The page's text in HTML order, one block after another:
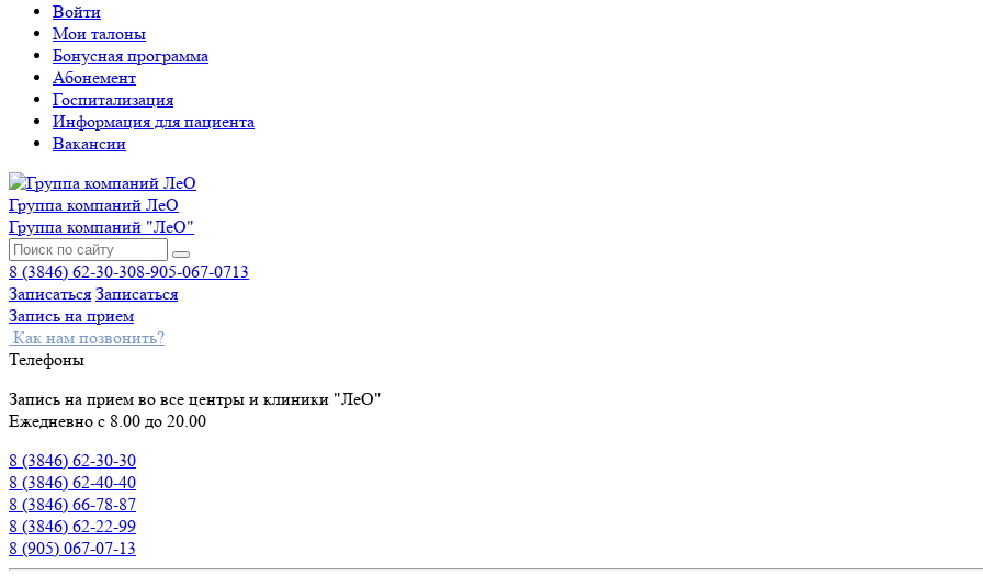
Войти
Мои талоны
Бонусная программа
Абонемент
Госпитализация
Информация для пациента
Вакансии
Группа компаний ЛеО
Группа компаний "ЛеО"
8 (3846) 62-30-308-905-067-0713
Записаться Записаться
Запись на прием
Как нам позвонить?
Телефоны
Запись на прием во все центры и клиники "ЛеО"
Ежедневно с 8.00 до 20.00
8 (3846) 62-30-30
8 (3846) 62-40-40
8 (3846) 66-78-87
8 (3846) 62-22-99
8 (905) 067-07-13